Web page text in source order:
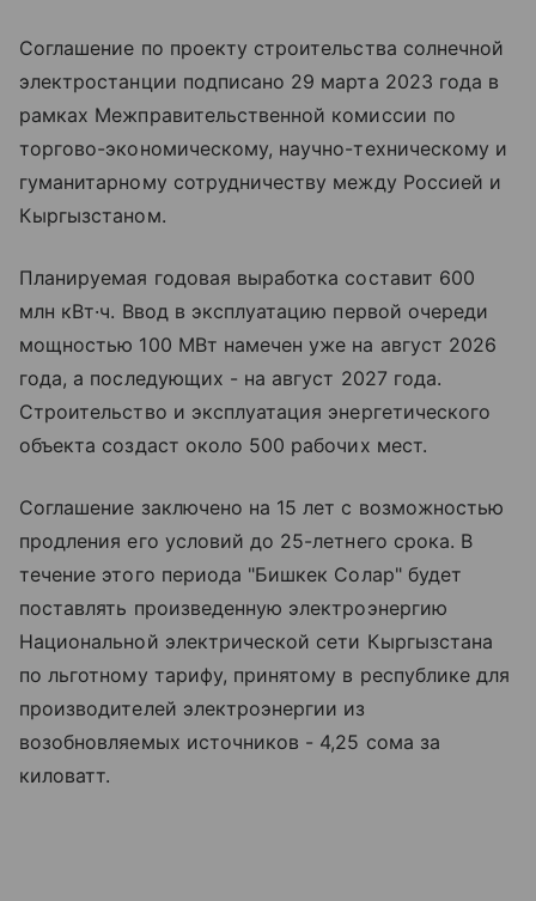
Соглашение по проекту строительства солнечной
электростанции подписано 29 марта 2023 года в
рамках Межправительственной комиссии по
торгово-экономическому, научно-техническому и
гуманитарному сотрудничеству между Россией и
Кыргызстаном.
Планируемая годовая выработка составит 600
млн кВт·ч. Ввод в эксплуатацию первой очереди
мощностью 100 МВт намечен уже на август 2026
года, а последующих - на август 2027 года.
Строительство и эксплуатация энергетического
объекта создаст около 500 рабочих мест.
Соглашение заключено на 15 лет с возможностью
продления его условий до 25-летнего срока. В
течение этого периода "Бишкек Солар" будет
поставлять произведенную электроэнергию
Национальной электрической сети Кыргызстана
по льготному тарифу, принятому в республике для
производителей электроэнергии из
возобновляемых источников - 4,25 сома за
киловатт.